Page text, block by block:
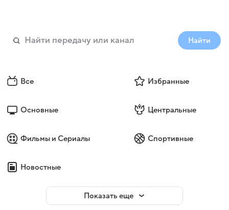
Найти
Все Избранные
Основные Центральные
Фильмы и Сериалы Спортивные
Новостные
Показать еще